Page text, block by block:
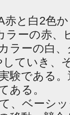
と白2色
ラーの赤、
ラーの白
ていき、
験である
ある。
、ベーシ